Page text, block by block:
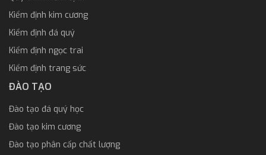
Kiểm định kim cương
Kiểm định đá quý
Kiểm định ngọc trai
Kiểm định trang sức
ĐÀO TẠO
Đào tạo đá quý học
Đào tạo kim cương
Đào tạo phân cấp chất lượng